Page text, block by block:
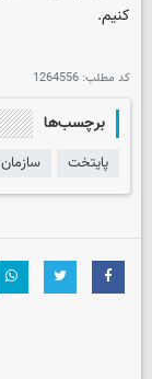
کنیم.
کد مطلب: 1264556
برچسب‌ها
پایتخت